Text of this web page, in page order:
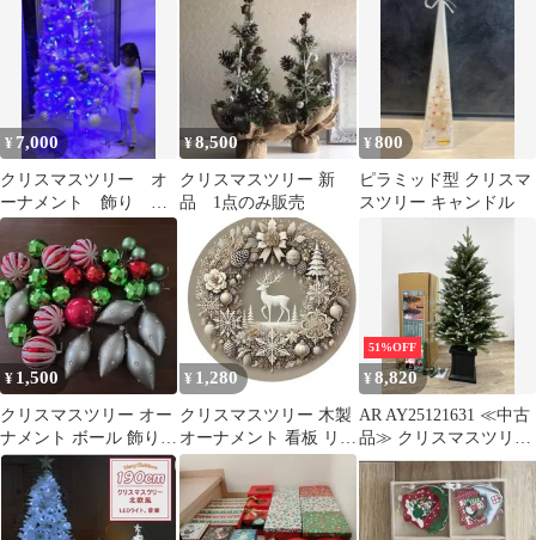
個セット
¥ 7,000
クリスマスツリー オ
ーナメント 飾り ラ
イト
¥8,500
クリスマスツリー 新
品 1点のみ販売
¥800
ピラミッド型 クリスマ
スツリー キャンドル
¥ 1,500
クリスマスツリー オー
ナメント ボール 飾り
セット
¥ 1,280
クリスマスツリー 木製
オーナメント 看板 リー
ス 北欧 冬 インテリア
51%OFF
¥8,820
AR AY25121631 ≪中古
品≫ クリスマスツリー
約137cm (リモコン不
足) ＋ 新品 ぬいぐるみ
のオーナメント 6個セ
ット (1個不足)